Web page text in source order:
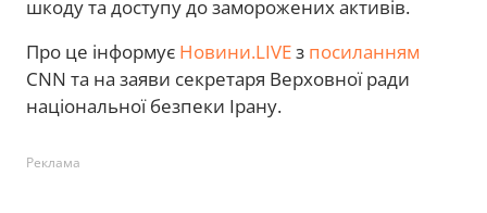
шкоду та доступу до заморожених активів.
Про це інформує Новини.LIVEз посиланням
CNN та на заяви секретаря Верховної ради
національної безпеки Ірану.
Реклама